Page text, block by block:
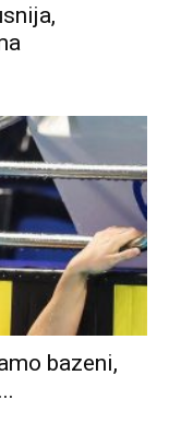
bazeni,